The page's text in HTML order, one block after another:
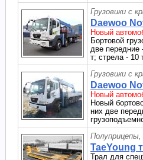
Грузовики с
Daewoo
Новый
Бортовой
две передние
т; стрела -
Грузовики с
Daewoo
Новый
Новый
них две
TaeYoung
Трал для